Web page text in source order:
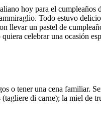
hoy para el
Todo estuvo
llevar un pastel de
celebrar una ocasión
o tener una cena familiar.
di carne); la miel de